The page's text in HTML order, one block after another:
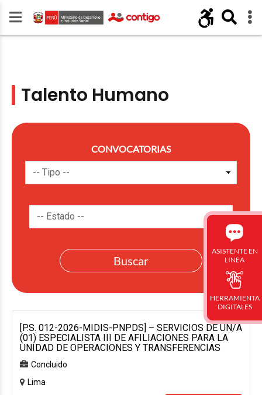
Talento Humano
CONVOCATORIAS
[P.S. 012-2026-MIDIS-PNPDS] – SERVICIOS DE UN/A
(01) ESPECIALISTA III DE AFILIACIONES PARA LA
UNIDAD DE OPERACIONES Y TRANSFERENCIAS
Concluido
Lima
ASISTENTE EN
LINEA
HERRAMIENTA
DIGITALES